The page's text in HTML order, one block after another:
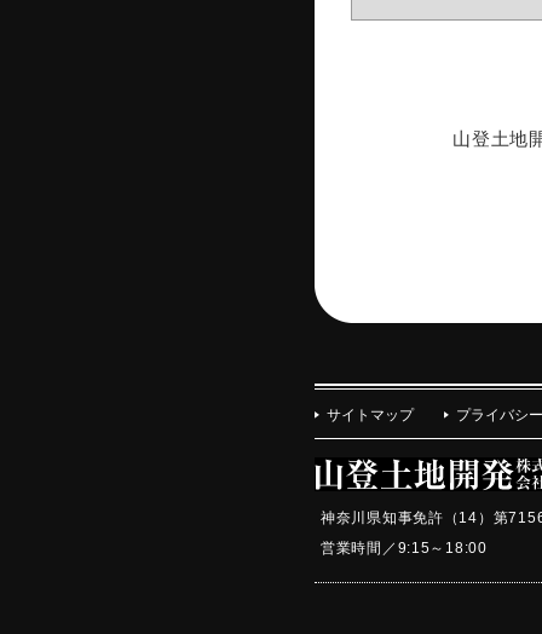
山登土地
サイトマップ プライバシ
神奈川県知事免許（14）第
営業時間／9:15～18:00 定